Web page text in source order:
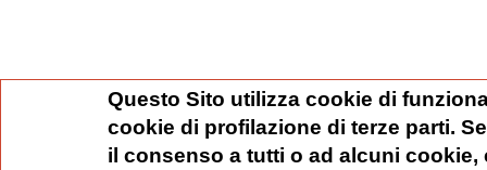
Questo Sito utilizza cookie di
cookie di profilazione di terze parti.
il consenso a tutti o ad alcuni